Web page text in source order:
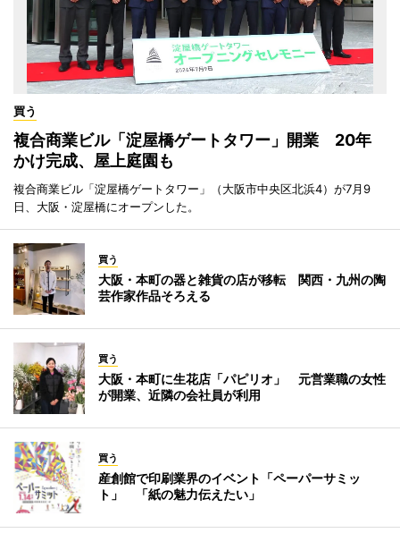
買う
複合商業ビル「淀屋橋ゲートタワー」開業 20年
かけ完成、屋上庭園も
複合商業ビル「淀屋橋ゲートタワー」（大阪市中央区北浜4）が7月9
日、大阪・淀屋橋にオープンした。
買う
大阪・本町の器と雑貨の店が移転 関西・九州の陶
芸作家作品そろえる
買う
大阪・本町に生花店「パピリオ」 元営業職の女性
が開業、近隣の会社員が利用
買う
産創館で印刷業界のイベント「ペーパーサミッ
ト」 「紙の魅力伝えたい」